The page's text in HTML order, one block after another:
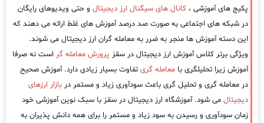
پکیج های آموزشی ، کانال های سیگنال ارز دیجیتال و حتی ویدیوهای رایگان
در شبکه های اجتماعی به صورت صد درصد آموزش های غلط ارائه می دهند که
این دسته آموزش ها منجر به ضرر به معامله گران ارز دیجیتال می شوند.
ویژگی برتر کلاس آموزش ارز دیجیتال در سقز پرورش معامله گر است نه صرفا
آموزش زیرا تحلیلگری با معامله گری تفاوت بسیار زیادی دارد. آموزش صحیح
در معامله گری و تحلیل گری باعث سودآوری زیاد و مستمر در بازار ارزهای
دیجیتال می شود. آموزشگاه ارز دیجیتال در سقز با سبک نوین آموزشی خود
زمان سودآوری و رسیدن به سود زیاد و مستمر را برای همه دانش پذیران به